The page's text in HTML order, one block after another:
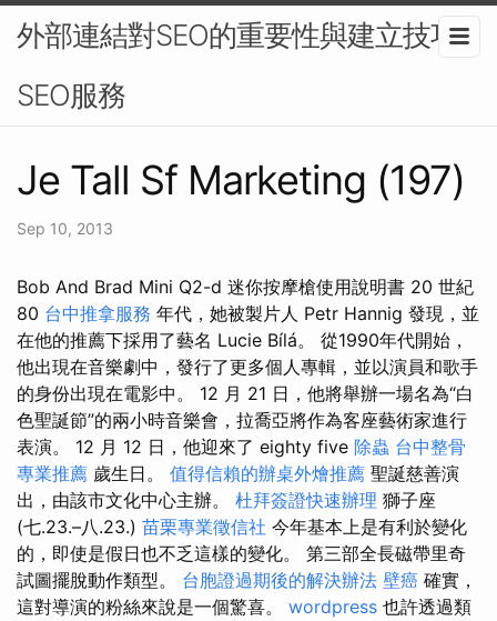
外部連結對SEO的重要性與建立技巧-
SEO服務
Je Tall Sf Marketing (197)
Sep 10, 2013
Bob And Brad Mini Q2-d 迷你按摩槍使用說明書 20 世紀
80 台中推拿服務 年代，她被製片人 Petr Hannig 發現，並
在他的推薦下採用了藝名 Lucie Bílá。 從1990年代開始，
他出現在音樂劇中，發行了更多個人專輯，並以演員和歌手
的身份出現在電影中。 12 月 21 日，他將舉辦一場名為“白
色聖誕節”的兩小時音樂會，拉喬亞將作為客座藝術家進行
表演。 12 月 12 日，他迎來了 eighty five 除蟲 台中整骨
專業推薦 歲生日。 值得信賴的辦桌外燴推薦 聖誕慈善演
出，由該市文化中心主辦。 杜拜簽證快速辦理 獅子座
(七.23.–八.23.) 苗栗專業徵信社 今年基本上是有利於變化
的，即使是假日也不乏這樣的變化。 第三部全長磁帶里奇
試圖擺脫動作類型。 台胞證過期後的解決辦法 壁癌 確實，
這對導演的粉絲來說是一個驚喜。 wordpress 也許透過類